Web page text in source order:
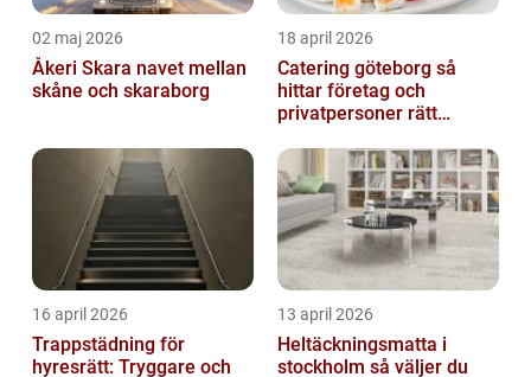
02 maj 2026
Åkeri Skara navet mellan
skåne och skaraborg
18 april 2026
Catering göteborg så
hittar företag och
privatpersoner rätt
16 april 2026
Trappstädning för
hyresrätt: Tryggare och
13 april 2026
Heltäckningsmatta i
stockholm så väljer du